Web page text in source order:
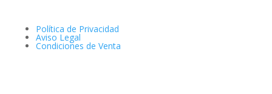
Política de Privacidad
Aviso Legal
Condiciones de Venta